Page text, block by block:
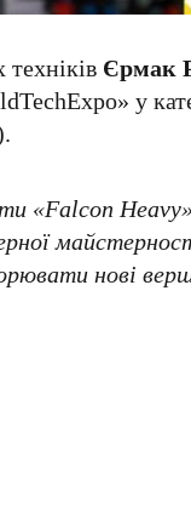
Єрмак
у
«Falcon
нові